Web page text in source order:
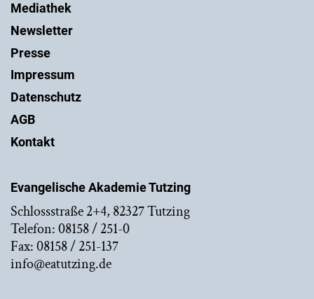
Evangelische Akademie Tutzing
Schlossstraße 2+4, 82327 Tutzing
Telefon: 08158 / 251-0
Fax: 08158 / 251-137
info@eatutzing.de
Mediathek
Newsletter
Presse
Impressum
Datenschutz
AGB
Kontakt